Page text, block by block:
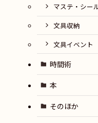
マステ・シー
文具収納
文具イベント
時間術
本
そのほか